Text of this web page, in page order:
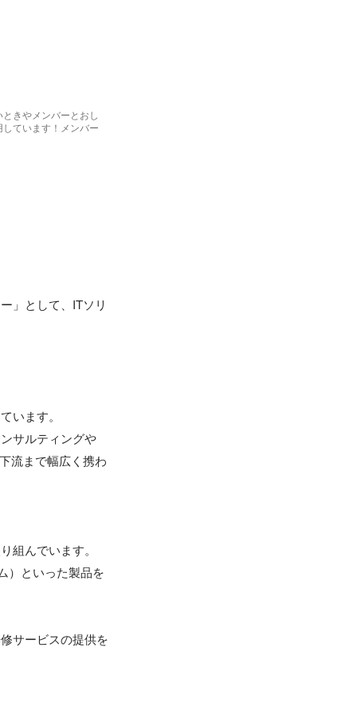
きやメンバーとおし
ています！メンバー
」として、ITソリ
います。
サルティングや
流まで幅広く携わ
組んでいます。
）といった製品を
サービスの提供を